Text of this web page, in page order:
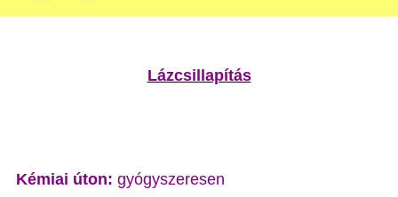
Lázcsillapítás
Kémiai úton: gyógyszeresen